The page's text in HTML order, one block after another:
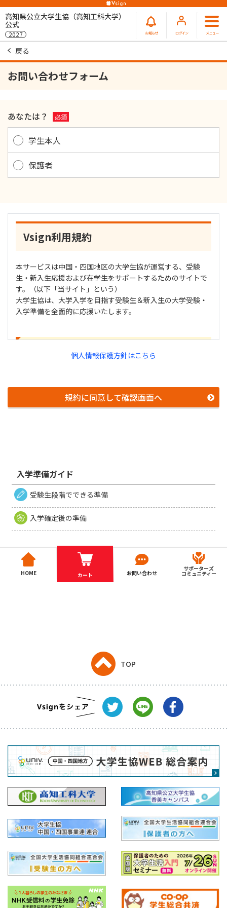
高知県公立大学生協（高知工科大学）
公式
2027 お知らせ ログイン メニュー
戻る
お問い合わせフォーム
あなたは？ 必須
学生本人
保護者
Vsign利用規約
本サービスは中国・四国地区の大学生協が運営する、受験
生・新入生応援および在学生をサポートするためのサイトで
す。（以下「当サイト」という）
大学生協は、大学入学を目指す受験生＆新入生の大学受験・
入学準備を全面的に応援いたします。
ご利用規約 (2022年6月1日改正)
ユーザーの皆様は高知県公立大学生活協同組合 香美キャン
上、利用するものとします。
この利用規約の他に、当サイト内の個別サービスの利用規約
が存在する場合は、その利用規約の内容を承諾の上、利用す
ることになります。
また、当サイトからリンクされた大学生協中国四国事業連合
に属する会員大学生協（以下「会員大学生協」という）等の
を承諾の上、利用することになります。
高知県公立大学生協（高知工科大学）に係る大学の入
学が決まった方およびその保護者
3. アカウント
ウントの作成（以下「生協アカウント」という）が必
まは、真実、正確かつ完全な情報を登録しなければな
らず、常に最新の情報となるよう修正しなければなり
ません。
ユーザーの皆さまは、本サービスの利用にて認証情報
を登録する場合、これを不正に利用されないようご自
身の責任で厳重に管理しなければなりません。高知県
公立大学生協（高知工科大学）は、登録された認証情
報を利用して行われた一切の行為を、ユーザーご本人
の行為とみなすことができます。
生協アカウントに関しては、「生協アカウント利用規
約」をご確認ください。
4. 禁止行為
個人情報保護方針はこちら
規約に同意して確認画面へ
入学準備ガイド
受験生段階でできる準備
入学確定後の準備
HOME カート お問い合わせ
サポーターズ
コミュニティー
TOP